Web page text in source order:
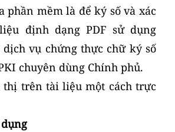
phần mềm là để ký số và xác
định dạng PDF sử dụng
dịch vụ chứng thực chữ ký số
chuyên dùng Chính phủ.
thị trên tài liệu một cách trực